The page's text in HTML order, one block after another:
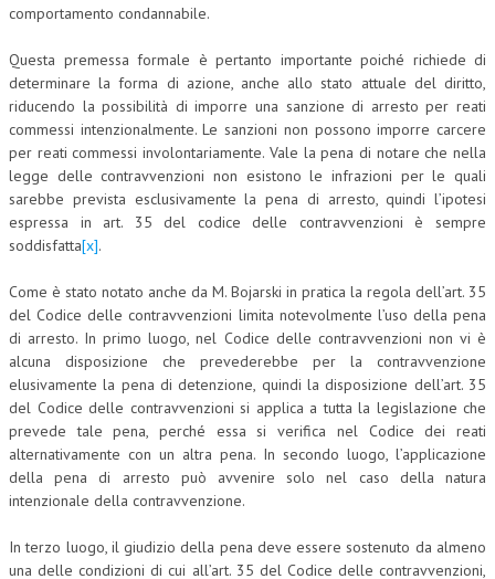
comportamento condannabile.
Questa premessa formale è pertanto importante poiché richiede di
determinare la forma di azione, anche allo stato attuale del diritto,
riducendo la possibilità di imporre una sanzione di arresto per reati
commessi intenzionalmente. Le sanzioni non possono imporre carcere
per reati commessi involontariamente. Vale la pena di notare che nella
legge delle contravvenzioni non esistono le infrazioni per le quali
sarebbe prevista esclusivamente la pena di arresto, quindi l’ipotesi
espressa in art. 35 del codice delle contravvenzioni è sempre
soddisfatta[x].
Come è stato notato anche da M. Bojarski in pratica la regola dell’art. 35
del Codice delle contravvenzioni limita notevolmente l’uso della pena
di arresto. In primo luogo, nel Codice delle contravvenzioni non vi è
alcuna disposizione che prevederebbe per la contravvenzione
elusivamente la pena di detenzione, quindi la disposizione dell’art. 35
del Codice delle contravvenzioni si applica a tutta la legislazione che
prevede tale pena, perché essa si verifica nel Codice dei reati
alternativamente con un altra pena. In secondo luogo, l’applicazione
della pena di arresto può avvenire solo nel caso della natura
intenzionale della contravvenzione.
In terzo luogo, il giudizio della pena deve essere sostenuto da almeno
una delle condizioni di cui all’art. 35 del Codice delle contravvenzioni,